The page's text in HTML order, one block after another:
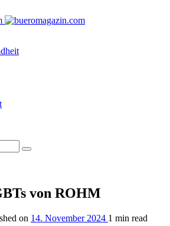
von ROHM
on 14. November 2024 1 min read